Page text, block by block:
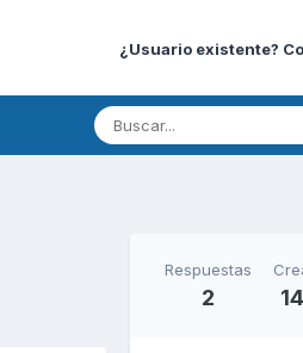
¿Usuario existente?
Respuestas
2